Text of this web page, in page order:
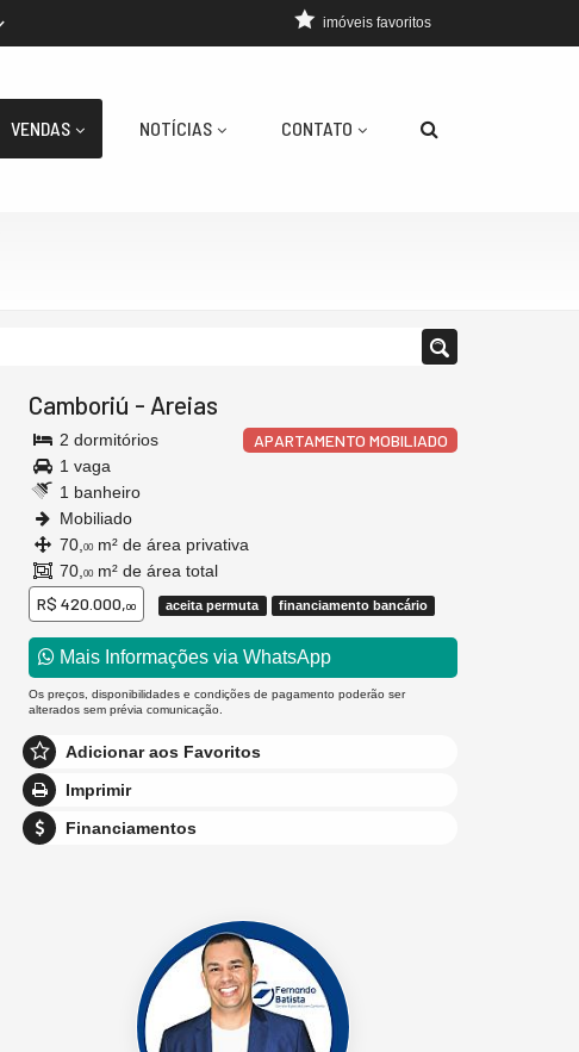
imóveis favoritos
VENDAS NOTÍCIAS CONTATO
Camboriú - Areias
APARTAMENTO MOBILIADO
2 dormitórios
1 vaga
1 banheiro
Mobiliado
70, 00 m² de área privativa
70, 00 m² de área total
R$ 420.000,00 aceita permuta financiamento bancário
Mais Informações via WhatsApp
Os preços, disponibilidades e condições de pagamento poderão ser
alterados sem prévia comunicação.
Adicionar aos Favoritos
Imprimir
Financiamentos